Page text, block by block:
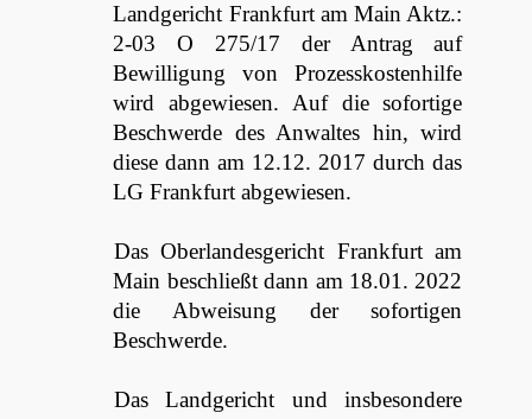
Landgericht Frankfurt am Main Aktz.:
2-03 O 275/17 der Antrag auf
Bewilligung von Prozesskostenhilfe
wird abgewiesen. Auf die sofortige
Beschwerde des Anwaltes hin, wird
diese dann am 12.12. 2017 durch das
LG Frankfurt abgewiesen.
Das Oberlandesgericht Frankfurt am
Main beschließt dann am 18.01. 2022
die Abweisung der sofortigen
Beschwerde.
Das Landgericht und insbesondere